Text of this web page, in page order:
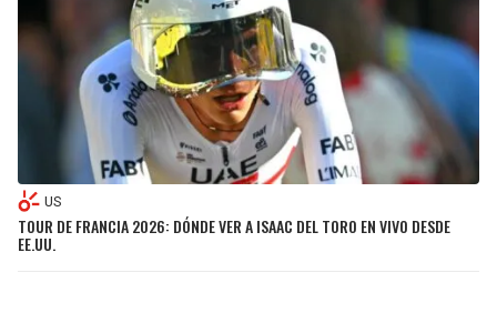
US
TOUR DE FRANCIA 2026: DÓNDE VER A ISAAC DEL TORO EN VIVO DESDE
EE.UU.